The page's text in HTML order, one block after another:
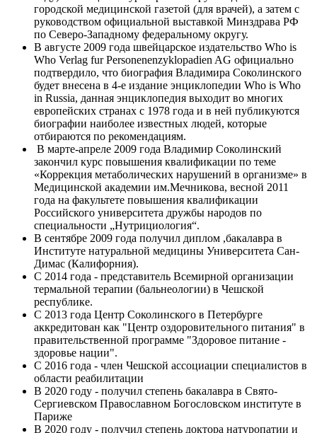
городской медицинской газетой (для врачей), а затем с
руководством официальной выставкой Минздрава РФ
по Северо-Западному федеральному округу.
В августе 2009 года швейцарское издательство Who is
Who Verlag fur Personenenzyklopadien AG официально
подтвердило, что биография Владимира Соколинского
будет внесена в 4-е издание энциклопедии Who is Who
in Russia, данная энциклопедия выходит во многих
европейских странах с 1978 года и в ней публикуются
биографии наиболее известных людей, которые
отбираются по рекомендациям.
В марте-апреле 2009 года Владимир Соколинский
закончил курс повышения квалификации по теме
«Коррекция метаболических нарушений в организме» в
Медицинской академии им.Мечникова, весной 2011
года на факультете повышения квалификации
Российского университета дружбы народов по
специальности „Нутрициология“.
В сентябре 2009 года получил диплом ,бакалавра в
Институте натуральной медицины Университета Сан-
Димас (Калифорния).
С 2014 года - представитель Всемирной организации
термальной терапии (бальнеологии) в Чешской
республике.
С 2013 года Центр Соколинского в Петербурге
аккредитован как "Центр оздоровительного питания" в
правительственной программе "Здоровое питание -
здоровье нации".
С 2016 года - член Чешской ассоциации специалистов в
области реабилитации
В 2020 году - получил степень бакалавра в Свято-
Сергиевском Православном Богословском институте в
Париже
В 2020 году - получил степень доктора натуропатии и